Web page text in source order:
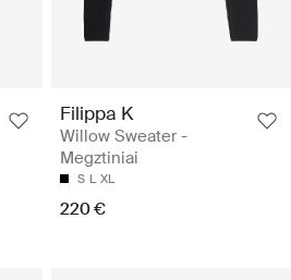
Filippa K
Willow Sweater -
Megztiniai
S L XL
220 €